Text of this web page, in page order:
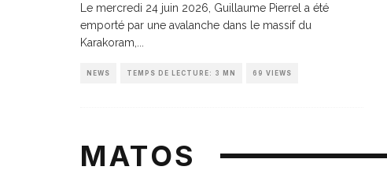
Le mercredi 24 juin 2026, Guillaume Pierrel a été
emporté par une avalanche dans le massif du
Karakoram,
NEWS TEMPS DE LECTURE: 3 MN 69 VIEWS
MATOS